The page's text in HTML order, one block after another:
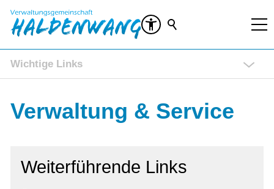
Wichtige Links
Ratsinformationssystem (RIS)
Verwaltung & Service
Weiterführende Links